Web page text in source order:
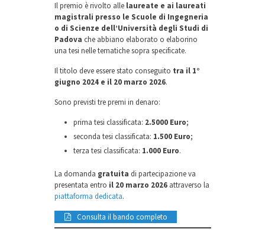
Il premio è rivolto alle laureate e ai laureati
magistrali presso le Scuole di Ingegneria
o di Scienze dell’Università degli Studi di
Padova che abbiano elaborato o elaborino
una tesi nelle tematiche sopra specificate.
Il titolo deve essere stato conseguito tra il 1°
giugno 2024 e il 20 marzo 2026.
Sono previsti tre premi in denaro:
prima tesi classificata: 2.5000 Euro;
seconda tesi classificata: 1.500 Euro;
terza tesi classificata: 1.000 Euro.
La domanda gratuita di partecipazione va
presentata entro il 20 marzo 2026attraverso la
piattaforma dedicata.
Consulta il bando completo